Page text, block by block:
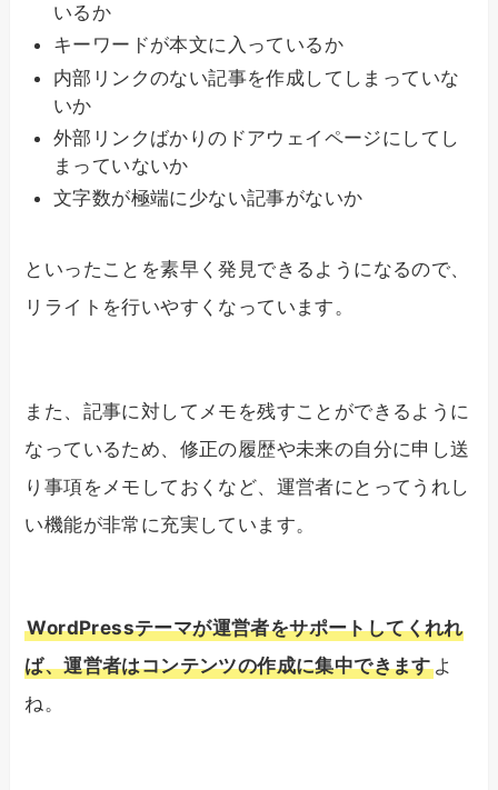
いるか
キーワードが本文に入っているか
内部リンクのない記事を作成してしまっていな
いか
外部リンクばかりのドアウェイページにしてし
まっていないか
文字数が極端に少ない記事がないか
といったことを素早く発見できるようになるので、
リライトを行いやすくなっています。
また、記事に対してメモを残すことができるように
なっているため、修正の履歴や未来の自分に申し送
り事項をメモしておくなど、運営者にとってうれし
い機能が非常に充実しています。
WordPressテーマが運営者をサポートしてくれれ
ば、運営者はコンテンツの作成に集中できますよ
ね。